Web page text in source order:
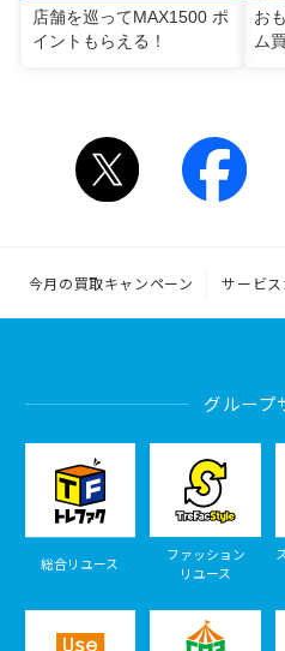
店舗を巡ってMAX1500 ポ
イントもらえる！
お
ム
今月の買取キャンペーン サービ
グループ
総合リユース
ファッション
リユース